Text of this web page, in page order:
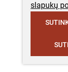
slapukų